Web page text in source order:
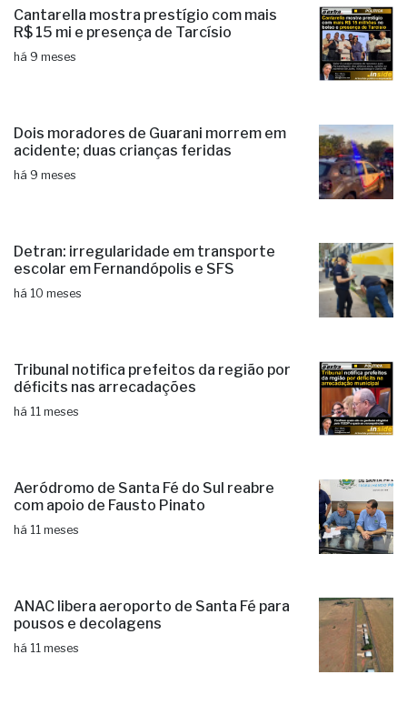
Cantarella mostra prestígio com mais
R$ 15 mi e presença de Tarcísio
há 9 meses
Dois moradores de Guarani morrem em
acidente; duas crianças feridas
há 9 meses
Detran: irregularidade em transporte
escolar em Fernandópolis e SFS
há 10 meses
Tribunal notifica prefeitos da região por
déficits nas arrecadações
há 11 meses
Aeródromo de Santa Fé do Sul reabre
com apoio de Fausto Pinato
há 11 meses
ANAC libera aeroporto de Santa Fé para
pousos e decolagens
há 11 meses